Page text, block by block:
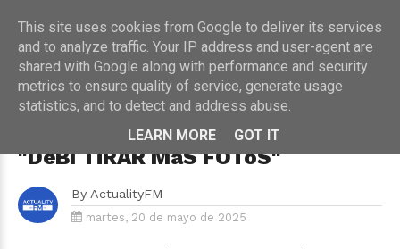
HOME›CONCIERTOS
Bad Bunny hace historia en
nuestro país con su gira mundial
"DeBÍ TiRAR MáS FOToS"
By ActualityFM
martes, 20 de mayo de 2025
This site uses cookies from Google to deliver its services
and to analyze traffic. Your IP address and user-agent are
shared with Google along with performance and security
metrics to ensure quality of service, generate usage
statistics, and to detect and address abuse.
LEARN MORE
GOT IT